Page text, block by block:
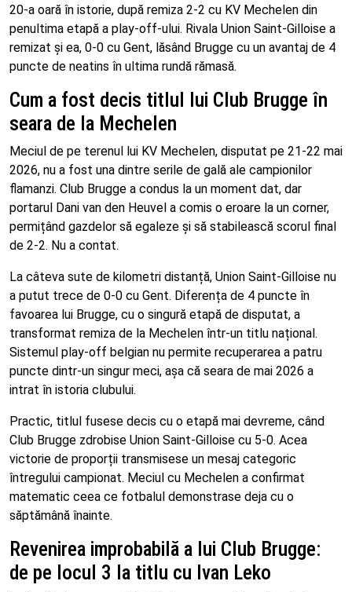
20-a oară în istorie, după remiza 2-2 cu KV Mechelen din
penultima etapă a play-off-ului. Rivala Union Saint-Gilloise a
remizat și ea, 0-0 cu Gent, lăsând Brugge cu un avantaj de 4
puncte de neatins în ultima rundă rămasă.
Cum a fost decis titlul lui Club Brugge în
seara de la Mechelen
Meciul de pe terenul lui KV Mechelen, disputat pe 21-22 mai
2026, nu a fost una dintre serile de gală ale campionilor
flamanzi. Club Brugge a condus la un moment dat, dar
portarul Dani van den Heuvel a comis o eroare la un corner,
permițând gazdelor să egaleze și să stabilească scorul final
de 2-2. Nu a contat.
La câteva sute de kilometri distanță, Union Saint-Gilloise nu
a putut trece de 0-0 cu Gent. Diferența de 4 puncte în
favoarea lui Brugge, cu o singură etapă de disputat, a
transformat remiza de la Mechelen într-un titlu național.
Sistemul play-off belgian nu permite recuperarea a patru
puncte dintr-un singur meci, așa că seara de mai 2026 a
intrat în istoria clubului.
Practic, titlul fusese decis cu o etapă mai devreme, când
Club Brugge zdrobise Union Saint-Gilloise cu 5-0. Acea
victorie de proporții transmisese un mesaj categoric
întregului campionat. Meciul cu Mechelen a confirmat
matematic ceea ce fotbalul demonstrase deja cu o
săptămână înainte.
Revenirea improbabilă a lui Club Brugge:
de pe locul 3 la titlu cu Ivan Leko